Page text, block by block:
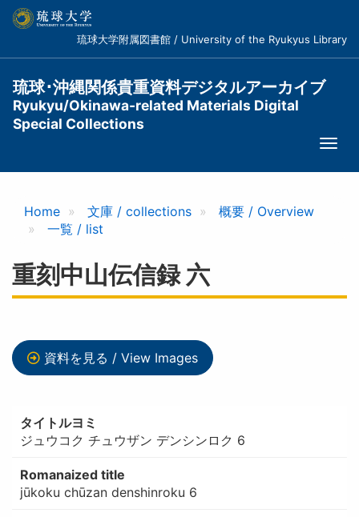
コ
琉球大学附属図書館 / University of the Ryukyus Library
琉球･沖縄関係貴重資料デジタルアーカイブ
Ryukyu/Okinawa-related Materials Digital
Special Collections
Home 文庫 / collections
概要 / Overview
一覧 / list
重刻中山伝信録 六
資料を見る / View Images
タイトルヨミ
ジュウコク チュウザン デンシンロク 6
Romanaized title
jūkoku chūzan denshinroku 6